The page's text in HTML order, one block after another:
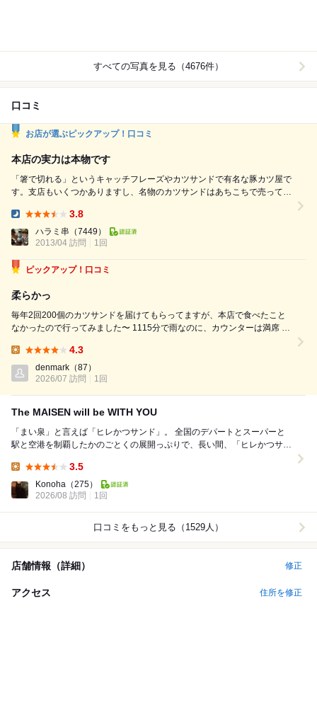
すべての写真を見る（4676件）
口コミ
お店が選ぶピックアップ！口コミ
本店の実力は本物です
「箸で切れる」というキャッチフレーズやカツサンドで有名な豚カツ屋で
す。支店もいくつかありますし、名物のカツサンドはあちこちで売ってい
こちらはその本店です。 表参道駅からやや入り組んだ道を入ったところ
にありますが、スタイリッシュで見やすい案内看板がそこかしこに出てい
3.8
ハラミ串 （7449）
2013/04 訪問
1回
ピックアップ！口コミ
柔らかっ
毎年2回200個のカツサンドを届けてもらってますが、本店で食べたこと
なかったので行ってみました〜 1115分で雨なのに、カウンターは満席 テ
soupが運ばれてきた ヒレカツを注文しました やはり柔らかくで歯が要ら
ないね(^...
4.3
denmark （87）
2026/07 訪問
1回
The MAISEN will be WITH YOU
「まい泉」と言えば「ヒレかつサンド」。 全国のデパートとスーパーと
駅と空港を制覇したかのごとくの展開っぷりで、長い間、「ヒレかつサン
3.5
Konoha （275）
2026/08 訪問
1回
口コミをもっと見る（1529人）
店舗情報（詳細） 修正
アクセス 住所を修正